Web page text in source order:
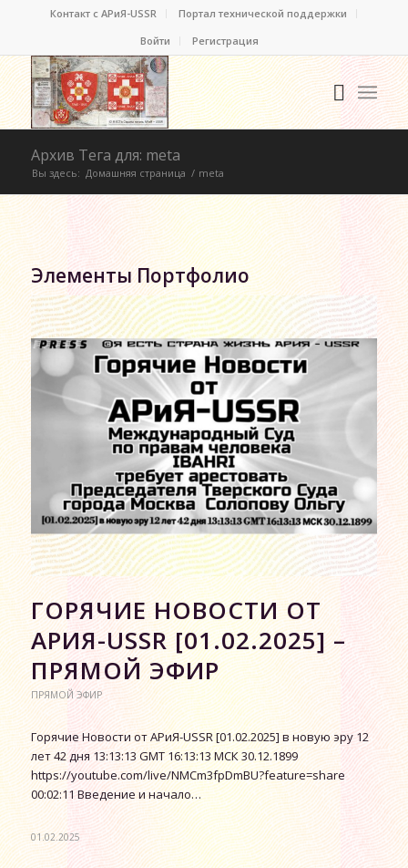
Контакт c АРиЯ-USSR
Портал технической поддержки
Войти
Регистрация
Архив Тега для: meta
Вы здесь: Домашняя страница / meta
Элементы Портфолио
ГОРЯЧИЕ НОВОСТИ ОТ
АРИЯ-USSR [01.02.2025] –
ПРЯМОЙ ЭФИР
ПРЯМОЙ ЭФИР
Горячие Новости от АРиЯ-USSR [01.02.2025] в новую эру 12
лет 42 дня 13:13:13 GMT 16:13:13 МСК 30.12.1899
https://youtube.com/live/NMCm3fpDmBU?feature=share
00:02:11 Введение и начало…
01.02.2025